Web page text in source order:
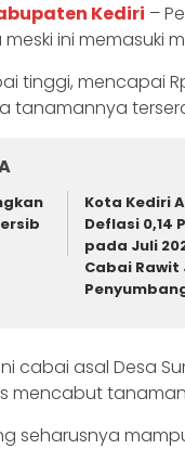
Kediri –
ini memasuki
tinggi, mencapai
tanamannya
Kota Kediri
Deflasi 0,14
pada Juli
Cabai Rawit
cabai asal Desa
mencabut
seharusnya